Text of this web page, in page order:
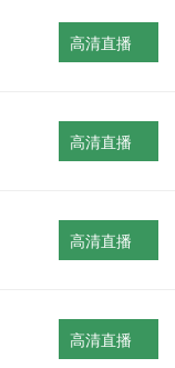
高清直播
高清直播
高清直播
高清直播